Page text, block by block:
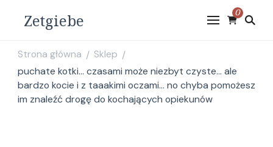
Zetgiebe 0
Strona główna / Sklep /
puchate kotki… czasami może niezbyt czyste… ale
bardzo kocie i z taaakimi oczami… no chyba pomożesz
im znaleźć drogę do kochających opiekunów